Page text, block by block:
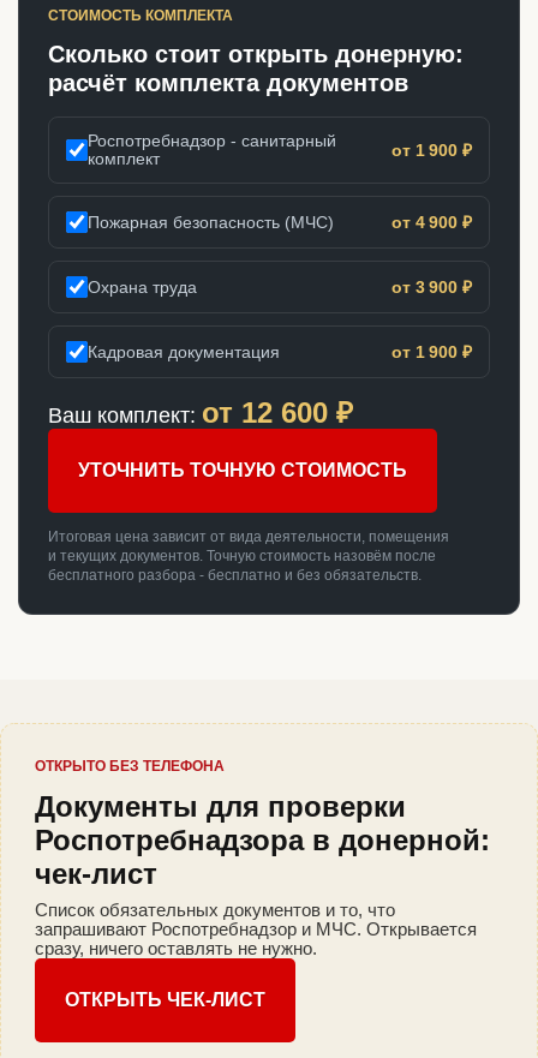
СТОИМОСТЬ КОМПЛЕКТА
Сколько стоит открыть донерную:
расчёт комплекта документов
Роспотребнадзор - санитарный
комплект
от 1 900 ₽
Пожарная безопасность (МЧС) от 4 900 ₽
Охрана труда от 3 900 ₽
Кадровая документация от 1 900 ₽
Ваш комплект: от 12 600 ₽
УТОЧНИТЬ ТОЧНУЮ СТОИМОСТЬ
Итоговая цена зависит от вида деятельности, помещения
и текущих документов. Точную стоимость назовём после
бесплатного разбора - бесплатно и без обязательств.
ОТКРЫТО БЕЗ ТЕЛЕФОНА
Документы для проверки
Роспотребнадзора в донерной:
чек-лист
Список обязательных документов и то, что
запрашивают Роспотребнадзор и МЧС. Открывается
сразу, ничего оставлять не нужно.
ОТКРЫТЬ ЧЕК-ЛИСТ